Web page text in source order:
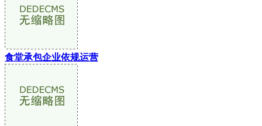
食堂承包企业依规运营